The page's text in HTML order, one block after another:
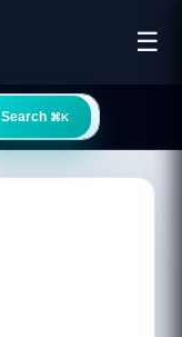
☰
Search ⌘K